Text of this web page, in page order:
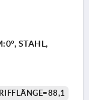
STAHL,